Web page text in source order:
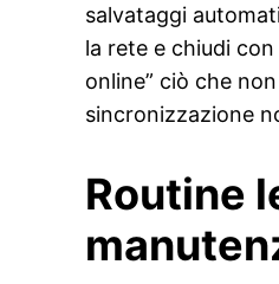
salvataggi
la rete e chiudi
online” ciò che
sincronizzazione
Routine